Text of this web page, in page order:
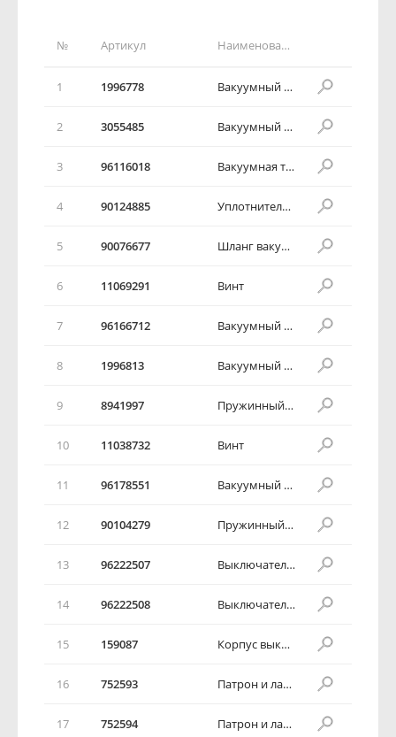
№ Артикул Наименование детали
1 1996778 Вакуумный привод
2 3055485 Вакуумный привод
3 96116018 Вакуумная трубка
4 90124885 Уплотнитель вакуумной трубки
5 90076677 Шланг вакуумной трубки
6 11069291 Винт
7 96166712 Вакуумный бачок
8 1996813 Вакуумный привод
9 8941997 Пружинный зажим
10 11038732 Винт
11 96178551 Вакуумный шланг в сборе
12 90104279 Пружинный зажим
13 96222507 Выключатель кондиционера
14 96222508 Выключатель кондиционера
15 159087 Корпус выключателя в сборе
16 752593 Патрон и лампа
17 752594 Патрон и лампа